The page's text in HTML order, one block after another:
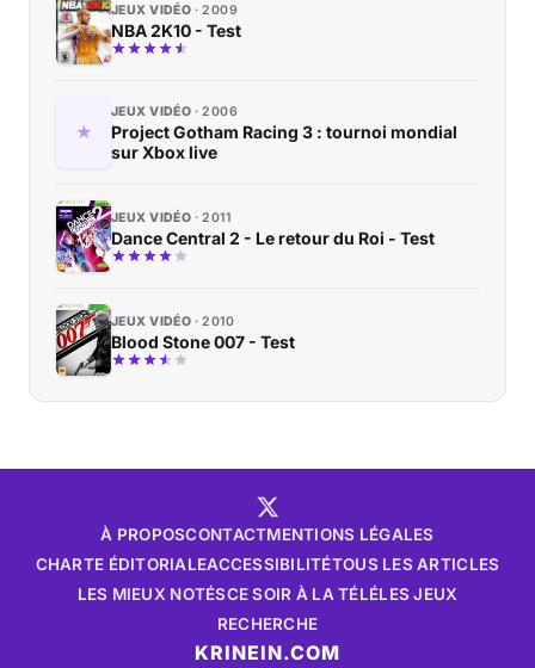
JEUX VIDÉO 2009
NBA 2K10 - Test
JEUX VIDÉO 2006
Project Gotham Racing 3 : tournoi mondial
sur Xbox live
JEUX VIDÉO 2011
Dance Central 2 - Le retour du Roi - Test
JEUX VIDÉO 2010
Blood Stone 007 - Test
À PROPOSCONTACTMENTIONS LÉGALES
CHARTE ÉDITORIALEACCESSIBILITÉTOUS LES ARTICLES
LES MIEUX NOTÉSCE SOIR À LA TÉLÉLES JEUX
RECHERCHE
KRINEIN.COM